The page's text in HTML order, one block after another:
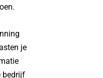
je
bedrijf